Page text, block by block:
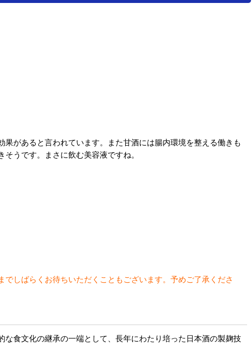
があると言われています。また甘酒には腸内環境を整える働きも
うです。まさに飲む美容液ですね。
しばらくお待ちいただくこともございます。予めご了承くださ
食文化の継承の一端として、長年にわたり培った日本酒の製麹技